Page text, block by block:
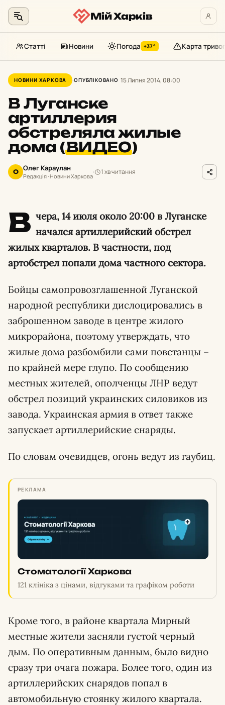
до
контенту
Мій Харків
Статті Новини Погода +37° Карта тривог
НОВИНИ ХАРКОВА ОПУБЛІКОВАНО 15 Липня 2014, 08:00
В Луганске
артиллерия
обстреляла жилые
дома (ВИДЕО)
О Олег Караулан
Редакція · Новини Харкова
1 хв читання
В чера, 14 июля около 20:00 в Луганске
начался артиллерийский обстрел
жилых кварталов. В частности, под
артобстрел попали дома частного сектора.
Бойцы самопровозглашенной Луганской
народной республики дислоцировались в
заброшенном заводе в центре жилого
микрорайона, поэтому утверждать, что
жилые дома разбомбили сами повстанцы –
по крайней мере глупо. По сообщению
местных жителей, ополченцы ЛНР ведут
обстрел позиций украинских силовиков из
завода. Украинская армия в ответ также
запускает артиллерийские снаряды.
По словам очевидцев, огонь ведут из гаубиц.
РЕКЛАМА
Стоматології Харкова
121 клініка з цінами, відгуками та графіком роботи
Кроме того, в районе квартала Мирный
местные жители засняли густой черный
дым. По оперативным данным, было видно
сразу три очага пожара. Более того, один из
артиллерийских снарядов попал в
автомобильную стоянку жилого квартала.